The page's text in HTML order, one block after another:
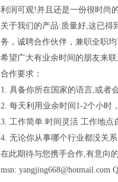
利润可观!并且还是一份很时尚
关于我们的产品:质量好,这已得
务，诚聘合作伙伴，兼职全职
希望广大有业余时间的朋友来
合作要求：
1. 具备你所在国家的语言,或者
2. 每天利用业余时间1-2个小时
3. 工作简单 时间灵活 工作地点
4. 无论你从事哪个行业都没关
在此期待与您携手合作,有意向
msn: yangjing668@hotmail.com